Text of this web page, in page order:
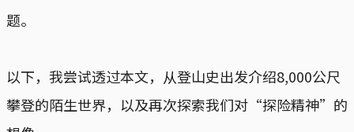
题。
以下，我尝试透过本文，从登山史出发介绍8,000公尺
攀登的陌生世界，以及再次探索我们对“探险精神”的